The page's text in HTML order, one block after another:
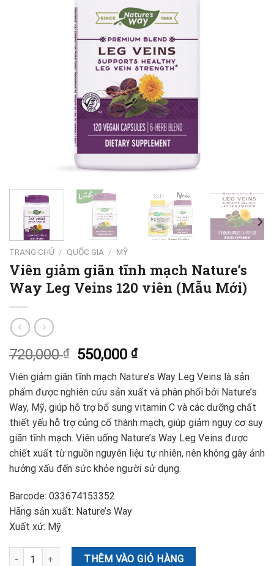
TRANG CHỦ / QUỐC GIA / MỸ
Viên giảm giãn tĩnh mạch Nature’s
Way Leg Veins 120 viên (Mẫu Mới)
720,000₫ 550,000₫
Viên giảm giãn tĩnh mạch Nature’s Way Leg Veins là sản
phẩm được nghiên cứu sản xuất và phân phối bởi Nature’s
Way, Mỹ, giúp hỗ trợ bổ sung vitamin C và các dưỡng chất
thiết yếu hỗ trợ củng cố thành mạch, giúp giảm nguy cơ suy
giãn tĩnh mạch. Viên uống Nature’s Way Leg Veins được
chiết xuất từ nguồn nguyên liệu tự nhiên, nên không gây ảnh
hưởng xấu đến sức khỏe người sử dụng.
Barcode: 033674153352
Hãng sản xuất: Nature’s Way
Xuất xứ: Mỹ
Viên giảm giãn tĩnh mạch Nature’s Way Leg Veins 120 viên (Mẫu
THÊM VÀO GIỎ HÀNG